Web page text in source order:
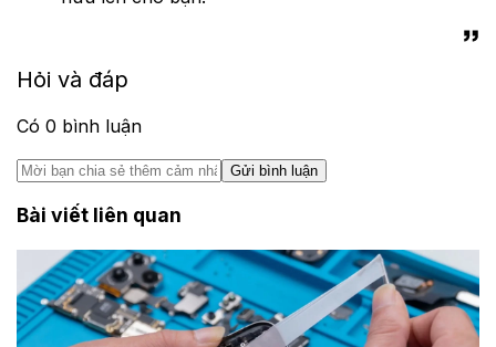
Hỏi và đáp
Có 0 bình luận
Gửi bình luận
Bài viết liên quan